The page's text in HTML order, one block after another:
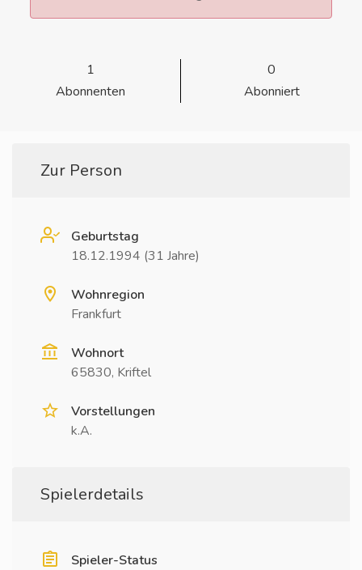
1
Abonnenten
0
Abonniert
Zur Person
Geburtstag
18.12.1994 (31 Jahre)
Wohnregion
Frankfurt
Wohnort
65830, Kriftel
Vorstellungen
k.A.
Spielerdetails
Spieler-Status